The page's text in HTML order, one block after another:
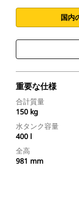
国内
重要な仕様
合計質量
150 kg
水タンク容量
400 l
全高
981 mm